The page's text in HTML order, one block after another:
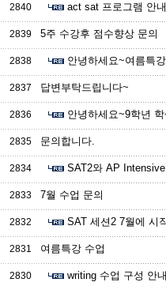
2840 act sat 프로그램 안
2839 5주 수강후 점수향상 문의
2838 안녕하세요~여름특
2837 답변부탁드립니다~
2836 안녕하세요~9학년
2835 문의합니다.
2834 SAT2와 AP
2833 7월 수업 문의
2832 SAT 세션2 7월에 시
2831 여름특강 수업
2830 writing 수업 구성 안